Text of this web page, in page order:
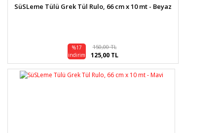
SüSLeme Tülü Grek Tül Rulo, 66 cm x 10 mt - Beyaz
%17
indirim
150,00 TL
125,00 TL